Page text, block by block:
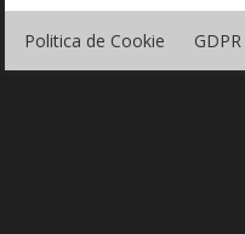
Politica de Cookie GDPR